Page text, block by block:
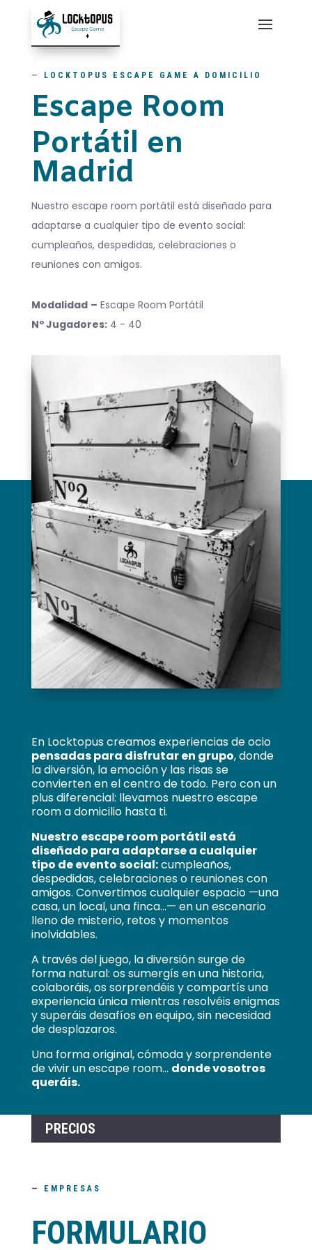
— LOCKTOPUS ESCAPE GAME A DOMICILIO
Escape Room
Portátil en
Madrid
Nuestro escape room portátil está diseñado para
adaptarse a cualquier tipo de evento social:
cumpleaños, despedidas, celebraciones o
reuniones con amigos.
Modalidad – Escape Room Portátil
Nº Jugadores:4 - 40
En Locktopus creamos experiencias de ocio
pensadas para disfrutar en grupo, donde
la diversión, la emoción y las risas se
convierten en el centro de todo. Pero con un
plus diferencial: llevamos nuestro escape
room a domicilio hasta ti.
Nuestro escape room portátil está
diseñado para adaptarse a cualquier
tipo de evento social:cumpleaños,
despedidas, celebraciones o reuniones con
amigos. Convertimos cualquier espacio —una
casa, un local, una finca...— en un escenario
lleno de misterio, retos y momentos
inolvidables.
A través del juego, la diversión surge de
forma natural: os sumergís en una historia,
colaboráis, os sorprendéis y compartís una
experiencia única mientras resolvéis enigmas
y superáis desafíos en equipo, sin necesidad
de desplazaros.
Una forma original, cómoda y sorprendente
de vivir un escape room… donde vosotros
queráis.
PRECIOS
— EMPRESAS
FORMULARIO